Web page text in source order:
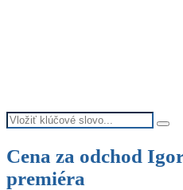
Search
for:
Cena za odchod
premiéra